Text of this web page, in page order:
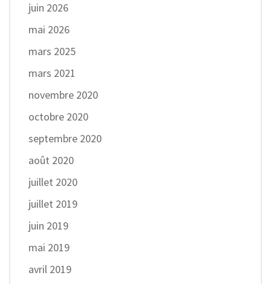
juin 2026
mai 2026
mars 2025
mars 2021
novembre 2020
octobre 2020
septembre 2020
août 2020
juillet 2020
juillet 2019
juin 2019
mai 2019
avril 2019